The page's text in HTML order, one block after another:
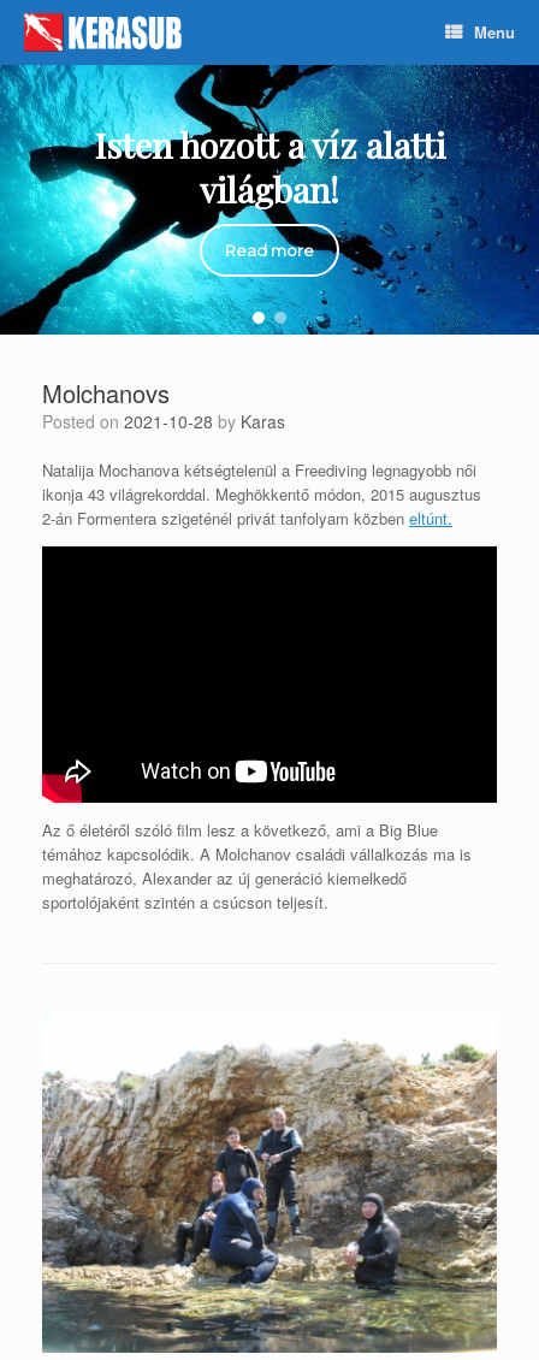
Skip
content
Menu
Isten hozott a víz alatti
világban!
Read more
Molchanovs
Posted on 2021-10-28 by Karas
Natalija Mochanova kétségtelenül a Freediving legnagyobb női
ikonja 43 világrekorddal. Meghökkentő módon, 2015 augusztus
2-án Formentera szigeténél privát tanfolyam közben eltúnt.
Az ő életéről szóló film lesz a következő, ami a Big Blue
témához kapcsolódik. A Molchanov családi vállalkozás ma is
meghatározó, Alexander az új generáció kiemelkedő
sportolójaként szintén a csúcson teljesít.